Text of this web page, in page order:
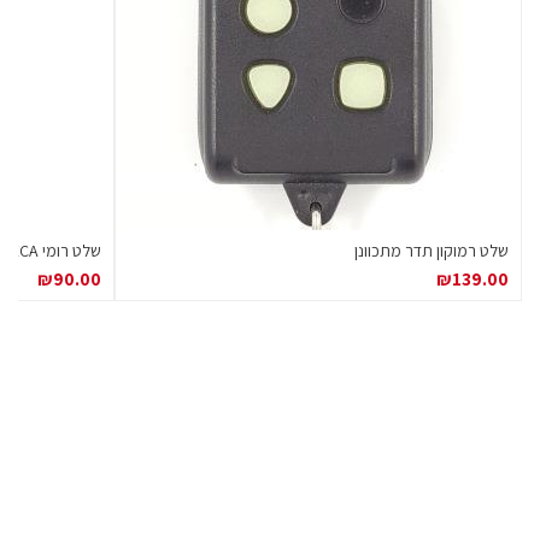
שלט רמוקון תדר מתכוונן
₪139.00
שלט רומי ECA אוסטרליה מקורי (סקסס)
₪90.00